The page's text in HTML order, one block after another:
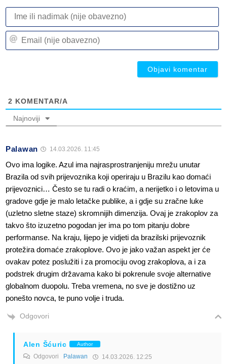
2 KOMENTAR/A
Najnoviji
Palawan 14.03.2026. 11:45
Ovo ima logike. Azul ima najrasprostranjeniju mrežu unutar
Brazila od svih prijevoznika koji operiraju u Brazilu kao domaći
prijevoznici… Često se tu radi o kraćim, a nerijetko i o letovima u
gradove gdje je malo letačke publike, a i gdje su zračne luke
(uzletno sletne staze) skromnijih dimenzija. Ovaj je zrakoplov za
takvo što izuzetno pogodan jer ima po tom pitanju dobre
performanse. Na kraju, lijepo je vidjeti da brazilski prijevoznik
protežira domaće zrakoplove. Ovo je jako važan aspekt jer će
ovakav potez poslužiti i za promociju ovog zrakoplova, a i za
podstrek drugim državama kako bi pokrenule svoje alternative
globalnom duopolu. Treba vremena, no sve je dostižno uz
ponešto novca, te puno volje i truda.
Odgovori
Alen Šćuric Author
Odgovori Palawan 14.03.2026. 12:25